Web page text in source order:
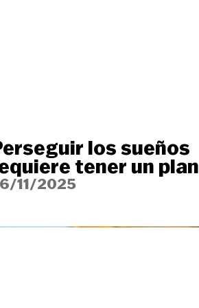
los sueños
tener un plan
11/2025